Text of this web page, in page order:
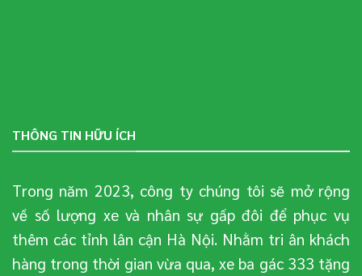
THÔNG TIN HỮU ÍCH
Trong năm 2023, công ty chúng tôi sẽ mở rộng
về số lượng xe và nhân sự gấp đôi để phục vụ
thêm các tỉnh lân cận Hà Nội. Nhằm tri ân khách
hàng trong thời gian vừa qua, xe ba gác 333 tặng